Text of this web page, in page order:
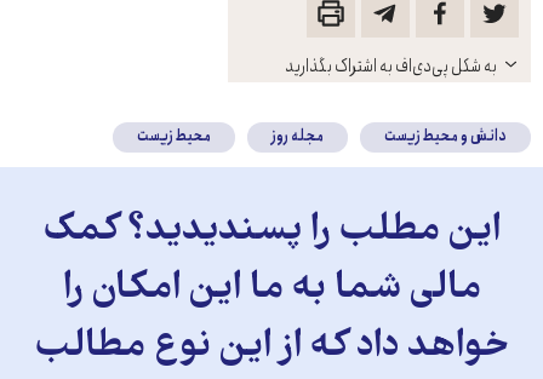
باز
کنید
به شکل پی‌دی‌اف به اشتراک بگذارید
دانش و محیط زیست مجله روز محیط زیست
این مطلب را پسندیدید؟ کمک
مالی شما به ما این امکان را
خواهد داد که از این نوع مطالب